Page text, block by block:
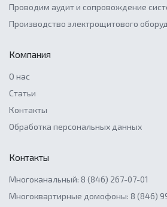
Проводим аудит и сопровождение
Производство электрощитового
Компания
О нас
Статьи
Контакты
Обработка персональных данных
Контакты
Многоканальный: 8 (846) 267-07-01
Многоквартирные домофоны: 8 (846)